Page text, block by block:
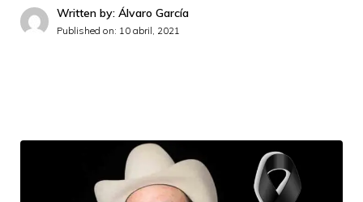
Written by: Álvaro García
Published on: 10 abril, 2021